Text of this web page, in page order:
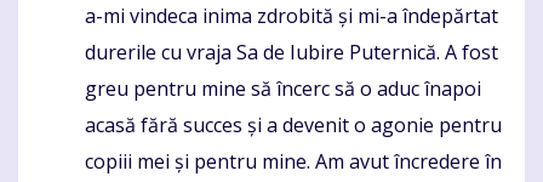
a-mi vindeca inima zdrobită și mi-a îndepărtat
durerile cu vraja Sa de Iubire Puternică. A fost
greu pentru mine să încerc să o aduc înapoi
acasă fără succes și a devenit o agonie pentru
copiii mei și pentru mine. Am avut încredere în